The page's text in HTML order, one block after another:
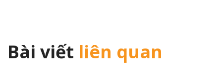
Bài viết liên quan